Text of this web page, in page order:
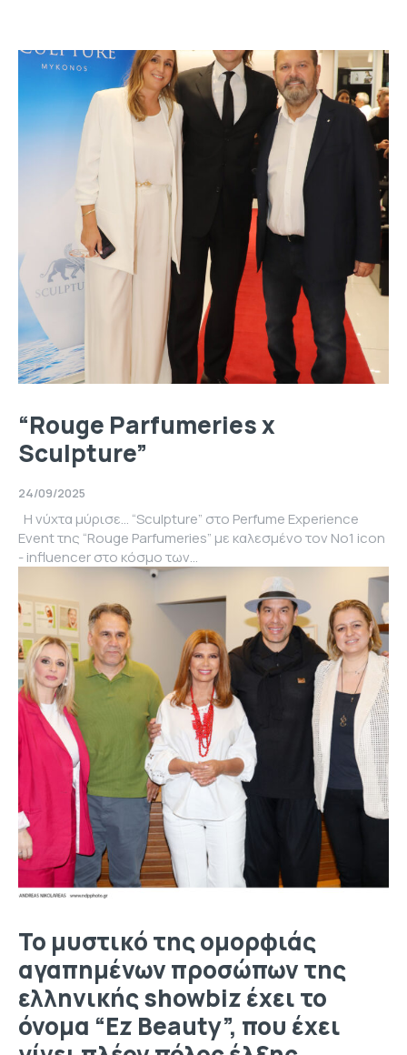
“Rouge Parfumeries x
Sculpture”
24/09/2025
Event της “Rouge Parfumeries” με καλεσμένο τον No1 icon
- influencer στο κόσμο των...
Το μυστικό της ομορφιάς
αγαπημένων προσώπων της
ελληνικής showbiz έχει το
όνομα “Ez Beauty”, που έχει